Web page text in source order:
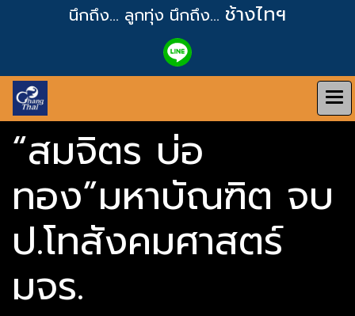
นึกถึง... ลูกทุ่ง นึกถึง... ช้างไทฯ
“สมจิตร บ่อ
ทอง”มหาบัณฑิต จบ
ป.โทสังคมศาสตร์
มจร.